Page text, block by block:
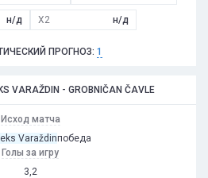
н/д X2 н/д
ПРОГНОЗ: 1
- GROBNIČAN ČAVLE
Исход матча
Varaždinпобеда
Голы за игру
3,2